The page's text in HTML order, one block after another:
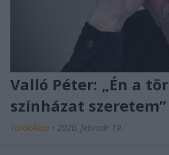
Valló Péter: „Én a
színházat szeretem”
TörökÁkos • 2020. február 19.